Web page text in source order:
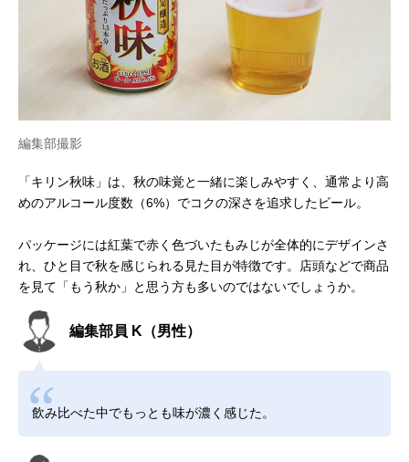
編集部撮影
「キリン秋味」は、秋の味覚と一緒に楽しみやすく、通常より高
めのアルコール度数（6%）でコクの深さを追求したビール。
パッケージには紅葉で赤く色づいたもみじが全体的にデザインさ
れ、ひと目で秋を感じられる見た目が特徴です。店頭などで商品
を見て「もう秋か」と思う方も多いのではないでしょうか。
編集部員 K（男性）
飲み比べた中でもっとも味が濃く感じた。